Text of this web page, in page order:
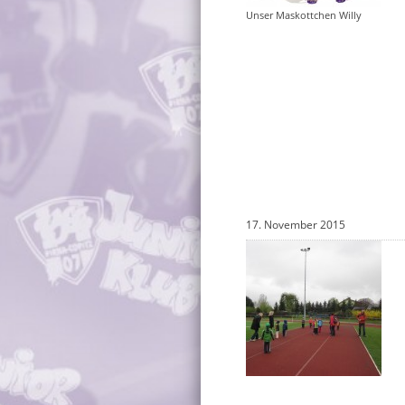
Unser Maskottchen Willy
17. November 2015